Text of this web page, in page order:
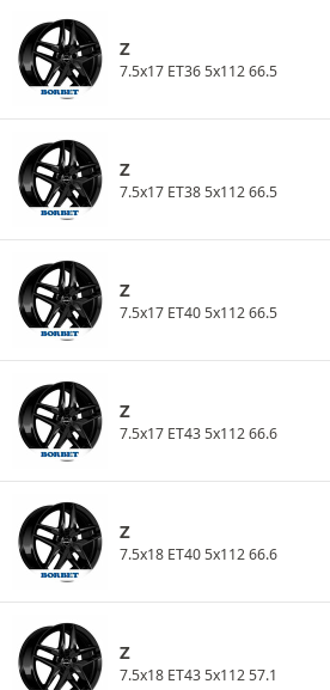
Z
7.5x17 ET36 5x112 66.5
Z
7.5x17 ET38 5x112 66.5
Z
7.5x17 ET40 5x112 66.5
Z
7.5x17 ET43 5x112 66.6
Z
7.5x18 ET40 5x112 66.6
Z
7.5x18 ET43 5x112 57.1